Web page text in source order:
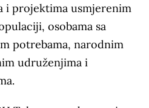
i projektima usmjerenim
osobama sa
potrebama, narodnim
udruženjima i